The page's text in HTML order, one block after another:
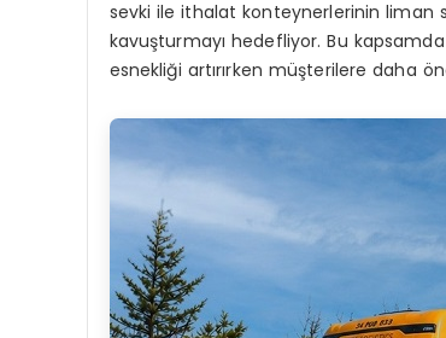
sevki ile ithalat konteynerlerinin liman
kavuşturmayı hedefliyor. Bu
esnekliği artırırken müşterilere daha